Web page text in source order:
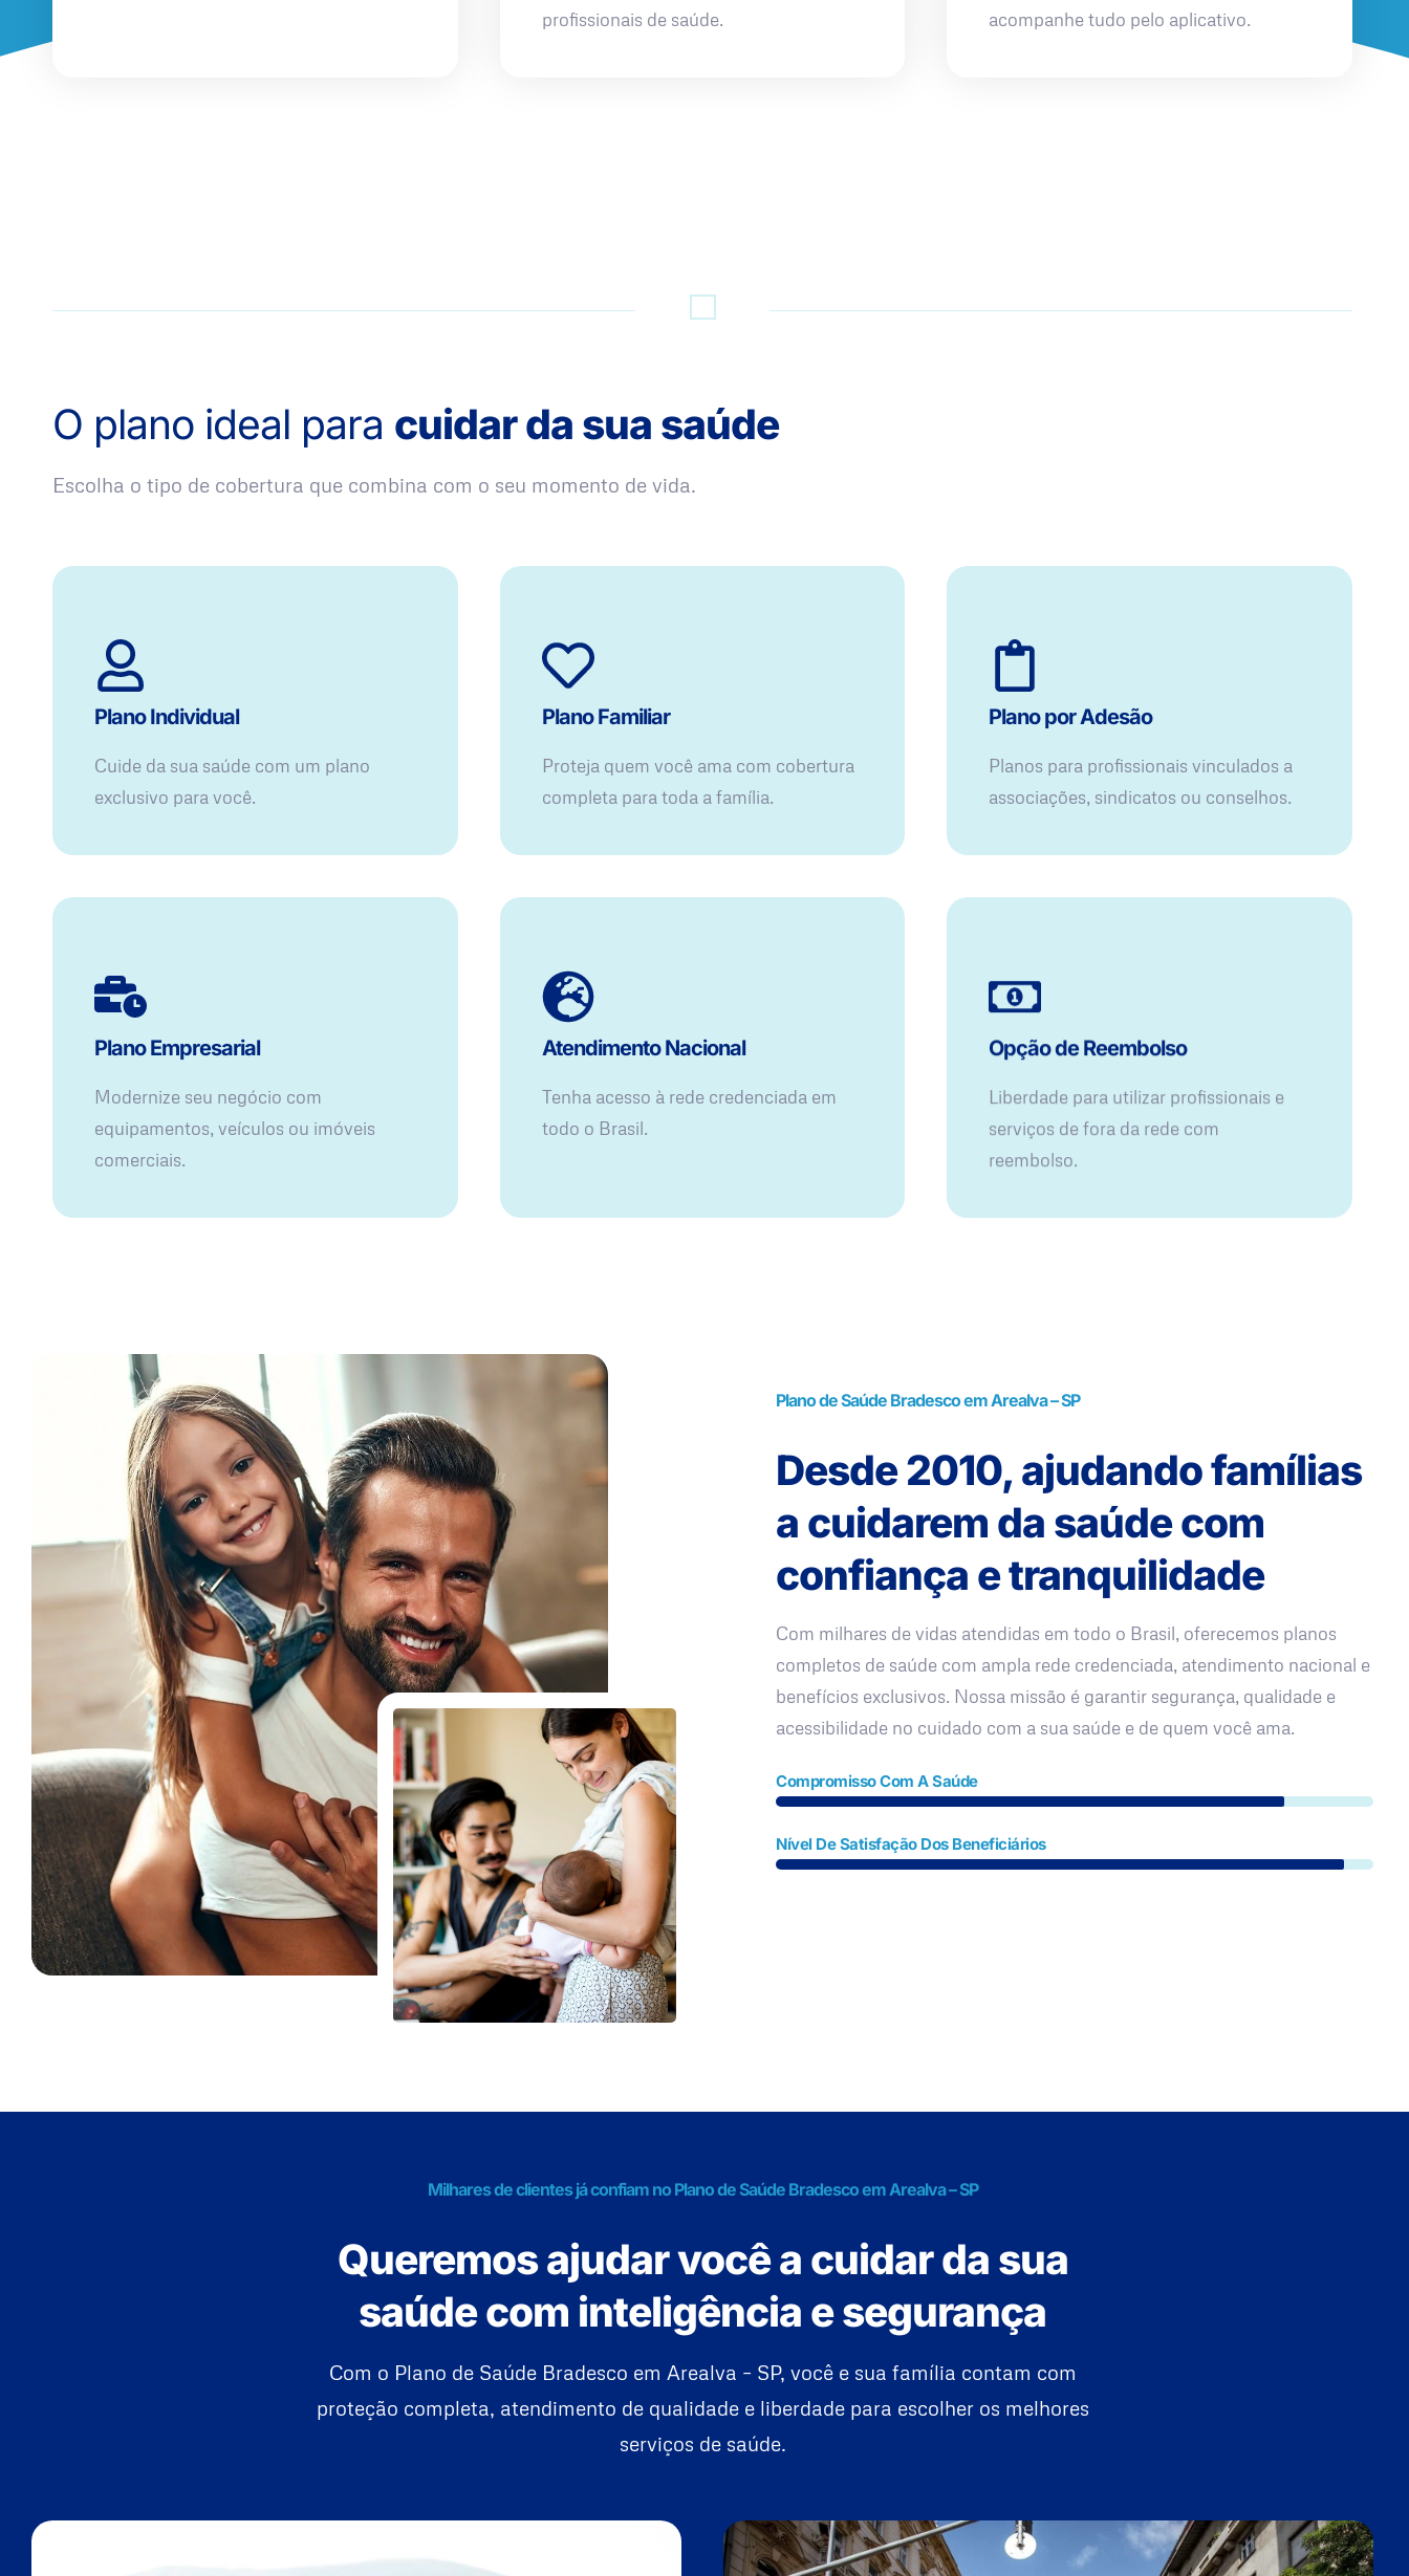
profissionais de saúde.
acompanhe tudo pelo aplicativo.
O plano ideal para cuidar da sua saúde
Escolha o tipo de cobertura que combina com o seu momento de vida.
Plano Individual
Cuide da sua saúde com um plano
exclusivo para você.
Plano Familiar
Proteja quem você ama com cobertura
completa para toda a família.
Plano por Adesão
Planos para profissionais vinculados a
associações, sindicatos ou conselhos.
Plano Empresarial
Modernize seu negócio com
equipamentos, veículos ou imóveis
comerciais.
Atendimento Nacional
Tenha acesso à rede credenciada em
todo o Brasil.
Opção de Reembolso
Liberdade para utilizar profissionais e
serviços de fora da rede com
reembolso.
Plano de Saúde Bradesco em Arealva – SP
Desde 2010, ajudando famílias
a cuidarem da saúde com
confiança e tranquilidade
Com milhares de vidas atendidas em todo o Brasil, oferecemos planos
completos de saúde com ampla rede credenciada, atendimento nacional e
benefícios exclusivos. Nossa missão é garantir segurança, qualidade e
acessibilidade no cuidado com a sua saúde e de quem você ama.
Compromisso Com A Saúde
Nível De Satisfação Dos Beneficiários
Milhares de clientes já confiam no Plano de Saúde Bradesco em Arealva – SP
Queremos ajudar você a cuidar da sua
saúde com inteligência e segurança
Com o Plano de Saúde Bradesco em Arealva – SP, você e sua família contam com
proteção completa, atendimento de qualidade e liberdade para escolher os melhores
serviços de saúde.